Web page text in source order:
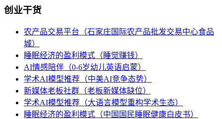
创业干货
农产品交易平台（石家庄国际农产品批发交易中心食品
城）
睡眠经济的盈利模式（睡觉赚钱）
AI情感陪伴（0-6岁幼儿英语启蒙）
学术AI模型推荐（中美AI竞争态势）
新媒体老板社群（老板新媒体缺位）
学术AI模型推荐（大语言模型重构学术生态）
睡眠经济的盈利模式（中国国民睡眠健康白皮书）